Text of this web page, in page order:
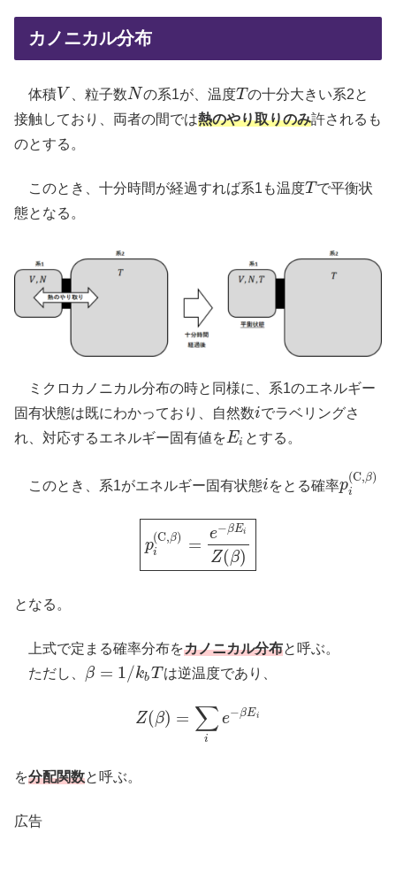
カノニカル分布
体積V
V 、粒子数N
N の系1が、温度T
T の十分大きい系2と
接触しており、両者の間では熱のやり取りのみ許されるも
のとする。
このとき、十分時間が経過すれば系1も温度T
T で平衡状
態となる。
ミクロカノニカル分布の時と同様に、系1のエネルギー
固有状態は既にわかっており、自然数i
i でラベリングさ
れ、対応するエネルギー固有値をEi
Ei とする。
このとき、系1がエネルギー固有状態i
i をとる確率p
(C,β)
i
pi(C,β
p
(C,β)
i =
e−βEi
Z(β)
pi(C,β) =e− βEiZ(β
となる。
上式で定まる確率分布をカノニカル分布と呼ぶ。
ただし、 β = 1/kbT
β= 1/ kbT は逆温度であり、
Z(β) = ∑
i
e−βEi
Z(β)= ∑ie− βE
を分配関数と呼ぶ。
広告